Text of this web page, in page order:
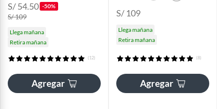
S/ 54.50 -50%
S/ 109
Llega mañana
Retira mañana
(12)
Agregar
S/ 109
Llega mañana
Retira mañana
(8)
Agregar